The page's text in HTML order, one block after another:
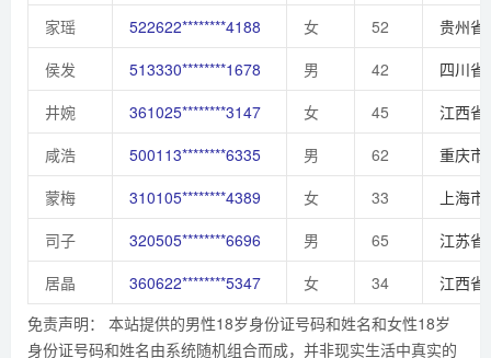
家瑶
522622********4188 女 52 贵州省
侯发
513330********1678 男 42 四川省
井婉
361025********3147 女 45 江西省
咸浩
500113********6335 男 62 重庆市
蒙梅
310105********4389 女 33 上海市
司子
320505********6696 男 65 江苏省
居晶
360622********5347 女 34 江西省
免责声明： 本站提供的男性18岁身份证号码和姓名和女性18岁
身份证号码和姓名由系统随机组合而成，并非现实生活中真实的